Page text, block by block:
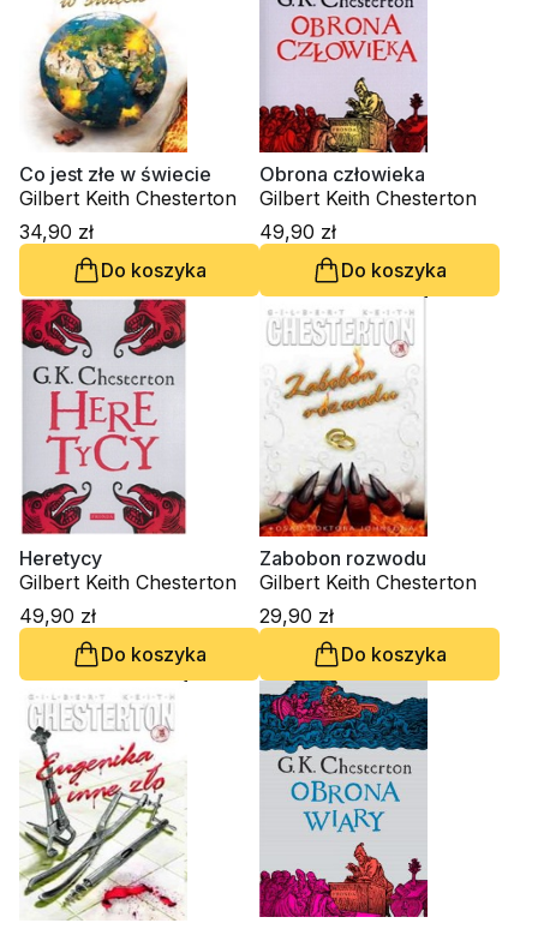
Co jest złe w świecie
Gilbert Keith Chesterton
34,90 zł
Do koszyka
Obrona człowieka
Gilbert Keith Chesterton
49,90 zł
Do koszyka
Heretycy
Gilbert Keith Chesterton
49,90 zł
Do koszyka
Zabobon rozwodu
Gilbert Keith Chesterton
29,90 zł
Do koszyka